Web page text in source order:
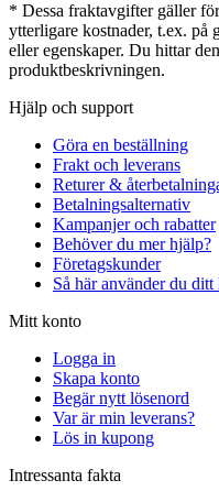
* Dessa fraktavgifter gäller
ytterligare kostnader, t.ex. på
eller egenskaper. Du hittar
produktbeskrivningen.
Hjälp och support
Göra en beställning
Frakt och leverans
Returer &
Betalningsalternativ
Kampanjer och rabatter
Behöver du mer hjälp?
Företagskunder
Så här använder du ditt
Mitt konto
Logga in
Skapa konto
Begär nytt lösenord
Var är min leverans?
Lös in kupong
Intressanta fakta